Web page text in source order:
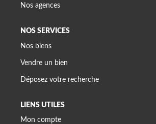
Nos agences
NOS SERVICES
Nos biens
Vendre un bien
Déposez votre recherche
LIENS UTILES
Mon compte